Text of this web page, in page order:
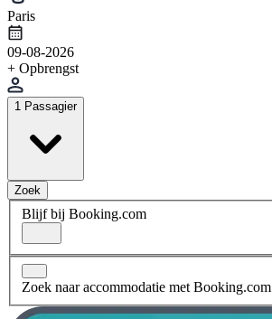
Paris
09-08-2026
+ Opbrengst
1 Passagier
Zoek
Blijf bij Booking.com
Zoek naar accommodatie met Booking.com